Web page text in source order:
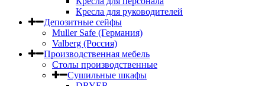
Кресла для руководителей
Депозитные сейфы
Muller Safe (Германия)
Valberg (Россия)
Производственная мебель
Столы производственные
Сушильные шкафы